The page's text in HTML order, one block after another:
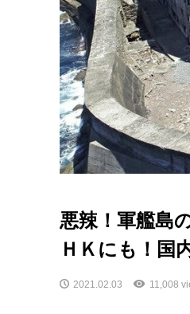
悪辣！軍艦島
ＨＫにも！国
2021.02.03 11,008